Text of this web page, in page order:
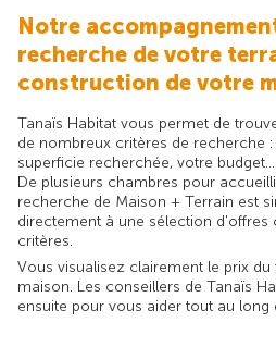
Notre
recherche de votre
construction de votre
Tanaïs Habitat vous permet de
de nombreux critères de recherche
superficie recherchée, votre
De plusieurs chambres pour
recherche de Maison + Terrain est
directement à une sélection d'offres
critères.
Vous visualisez clairement le prix
maison. Les conseillers de Tanaïs
ensuite pour vous aider tout au long